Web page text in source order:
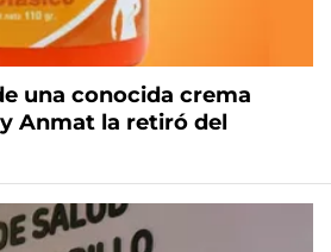
una conocida crema
Anmat la retiró del